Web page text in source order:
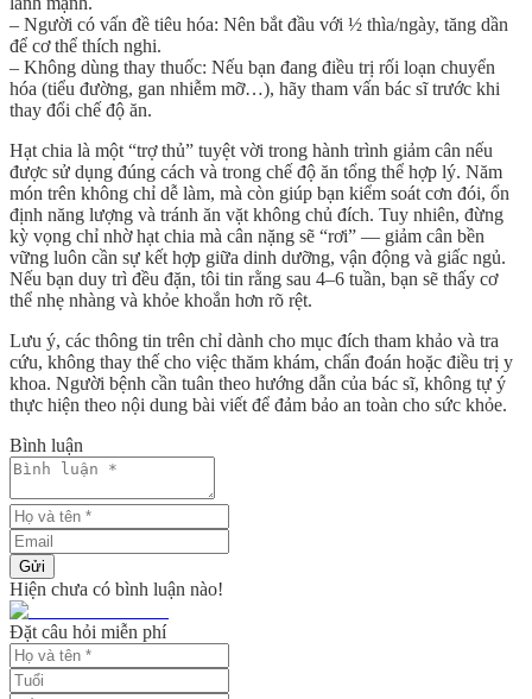
– Người có vấn đề tiêu hóa: Nên bắt đầu với ½ thìa/ngày, tăng dần
để cơ thể thích nghi.
– Không dùng thay thuốc: Nếu bạn đang điều trị rối loạn chuyển
hóa (tiểu đường, gan nhiễm mỡ…), hãy tham vấn bác sĩ trước khi
thay đổi chế độ ăn.
Hạt chia là một “trợ thủ” tuyệt vời trong hành trình giảm cân nếu
được sử dụng đúng cách và trong chế độ ăn tổng thể hợp lý. Năm
món trên không chỉ dễ làm, mà còn giúp bạn kiểm soát cơn đói, ổn
định năng lượng và tránh ăn vặt không chủ đích. Tuy nhiên, đừng
kỳ vọng chỉ nhờ hạt chia mà cân nặng sẽ “rơi” — giảm cân bền
vững luôn cần sự kết hợp giữa dinh dưỡng, vận động và giấc ngủ.
Nếu bạn duy trì đều đặn, tôi tin rằng sau 4–6 tuần, bạn sẽ thấy cơ
thể nhẹ nhàng và khỏe khoắn hơn rõ rệt.
Lưu ý, các thông tin trên chỉ dành cho mục đích tham khảo và tra
cứu, không thay thế cho việc thăm khám, chẩn đoán hoặc điều trị y
khoa. Người bệnh cần tuân theo hướng dẫn của bác sĩ, không tự ý
thực hiện theo nội dung bài viết để đảm bảo an toàn cho sức khỏe.
Bình luận
Gửi
Hiện chưa có bình luận nào!
Đặt câu hỏi miễn phí